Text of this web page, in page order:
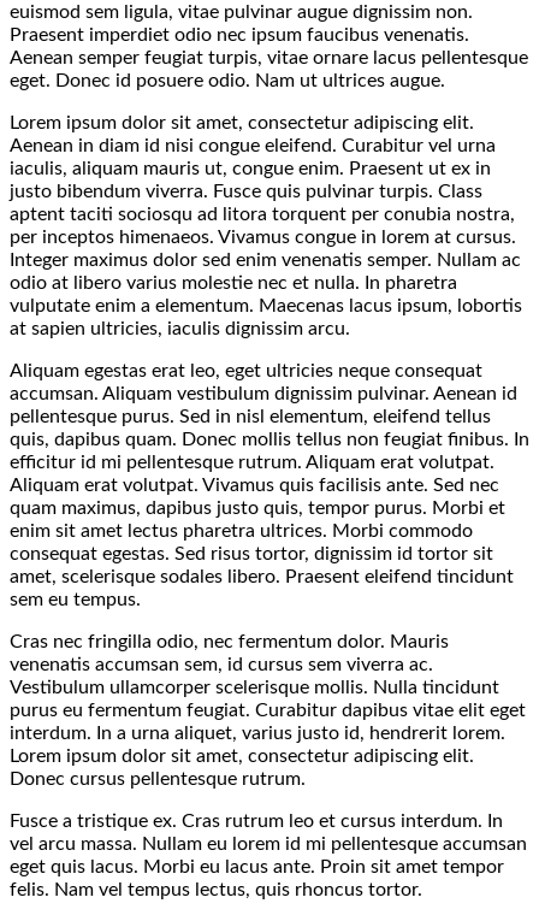
euismod sem ligula, vitae pulvinar augue dignissim non.
Praesent imperdiet odio nec ipsum faucibus venenatis.
Aenean semper feugiat turpis, vitae ornare lacus pellentesque
eget. Donec id posuere odio. Nam ut ultrices augue.
Lorem ipsum dolor sit amet, consectetur adipiscing elit.
Aenean in diam id nisi congue eleifend. Curabitur vel urna
iaculis, aliquam mauris ut, congue enim. Praesent ut ex in
justo bibendum viverra. Fusce quis pulvinar turpis. Class
aptent taciti sociosqu ad litora torquent per conubia nostra,
per inceptos himenaeos. Vivamus congue in lorem at cursus.
Integer maximus dolor sed enim venenatis semper. Nullam ac
odio at libero varius molestie nec et nulla. In pharetra
vulputate enim a elementum. Maecenas lacus ipsum, lobortis
at sapien ultricies, iaculis dignissim arcu.
Aliquam egestas erat leo, eget ultricies neque consequat
accumsan. Aliquam vestibulum dignissim pulvinar. Aenean id
pellentesque purus. Sed in nisl elementum, eleifend tellus
quis, dapibus quam. Donec mollis tellus non feugiat finibus. In
efficitur id mi pellentesque rutrum. Aliquam erat volutpat.
Aliquam erat volutpat. Vivamus quis facilisis ante. Sed nec
quam maximus, dapibus justo quis, tempor purus. Morbi et
enim sit amet lectus pharetra ultrices. Morbi commodo
consequat egestas. Sed risus tortor, dignissim id tortor sit
amet, scelerisque sodales libero. Praesent eleifend tincidunt
sem eu tempus.
Cras nec fringilla odio, nec fermentum dolor. Mauris
venenatis accumsan sem, id cursus sem viverra ac.
Vestibulum ullamcorper scelerisque mollis. Nulla tincidunt
purus eu fermentum feugiat. Curabitur dapibus vitae elit eget
interdum. In a urna aliquet, varius justo id, hendrerit lorem.
Lorem ipsum dolor sit amet, consectetur adipiscing elit.
Donec cursus pellentesque rutrum.
Fusce a tristique ex. Cras rutrum leo et cursus interdum. In
vel arcu massa. Nullam eu lorem id mi pellentesque accumsan
eget quis lacus. Morbi eu lacus ante. Proin sit amet tempor
felis. Nam vel tempus lectus, quis rhoncus tortor.